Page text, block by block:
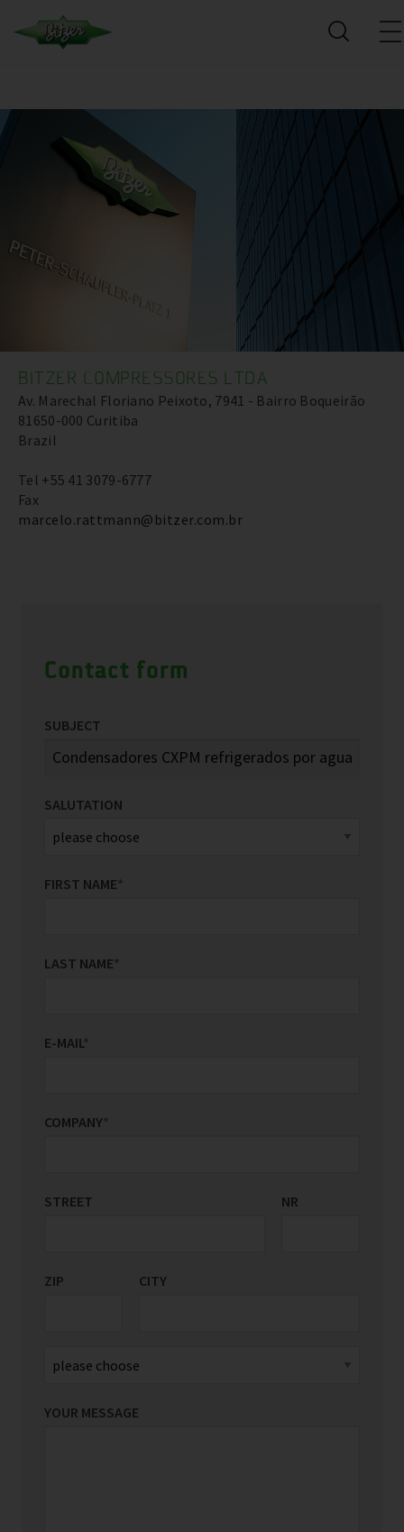
BITZER COMPRESSORES LTDA
Av. Marechal Floriano Peixoto, 7941 - Bairro Boqueirão
81650-000 Curitiba
Brazil
Tel +55 41 3079-6777
Fax
marcelo.rattmann@bitzer.com.br
Contact form
SUBJECT
SALUTATION
FIRST NAME*
LAST NAME*
E-MAIL*
COMPANY*
STREET NR
ZIP CITY
COUNTRY/REGION
YOUR MESSAGE